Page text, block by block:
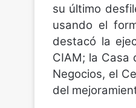
su último
usando el
destacó la
CIAM; la Casa
Negocios, el
del